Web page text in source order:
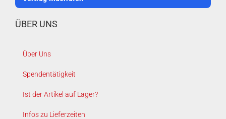
ÜBER UNS
Über Uns
Spendentätigkeit
Ist der Artikel auf Lager?
Infos zu Lieferzeiten